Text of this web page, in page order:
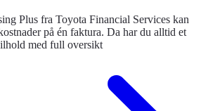
Plus fra Toyota Financial Services kan
på én faktura. Da har du alltid et
med full oversikt